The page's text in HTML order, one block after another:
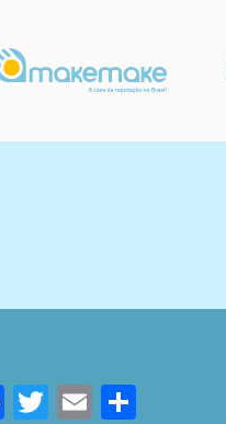
Facebook
Twitter
Email